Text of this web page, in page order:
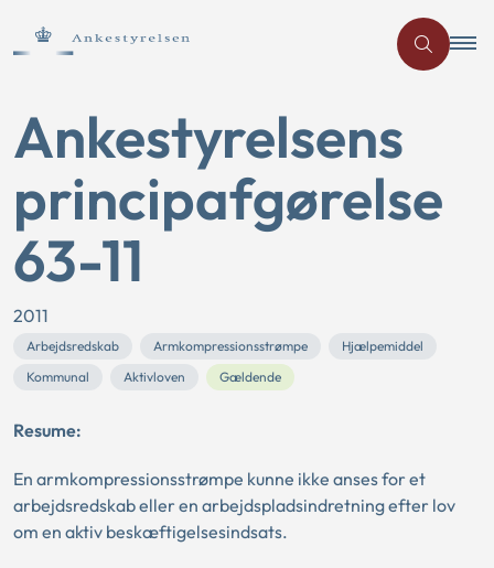
Ankestyrelsens
principafgørelse
63-11
2011
Arbejdsredskab Armkompressionsstrømpe
Hjælpemiddel
Kommunal
Aktivloven Gældende
Resume:
En armkompressionsstrømpe kunne ikke anses for et
arbejdsredskab eller en arbejdspladsindretning efter lov
om en aktiv beskæftigelsesindsats.